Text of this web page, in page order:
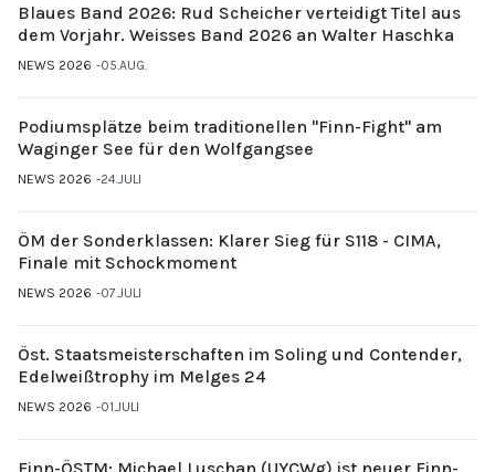
Blaues Band 2026: Rud Scheicher verteidigt Titel aus
dem Vorjahr. Weisses Band 2026 an Walter Haschka
NEWS 2026 05.AUG.
Podiumsplätze beim traditionellen "Finn-Fight" am
Waginger See für den Wolfgangsee
NEWS 2026 24.JULI
ÖM der Sonderklassen: Klarer Sieg für S118 - CIMA,
Finale mit Schockmoment
NEWS 2026 07.JULI
Öst. Staatsmeisterschaften im Soling und Contender,
Edelweißtrophy im Melges 24
NEWS 2026 01.JULI